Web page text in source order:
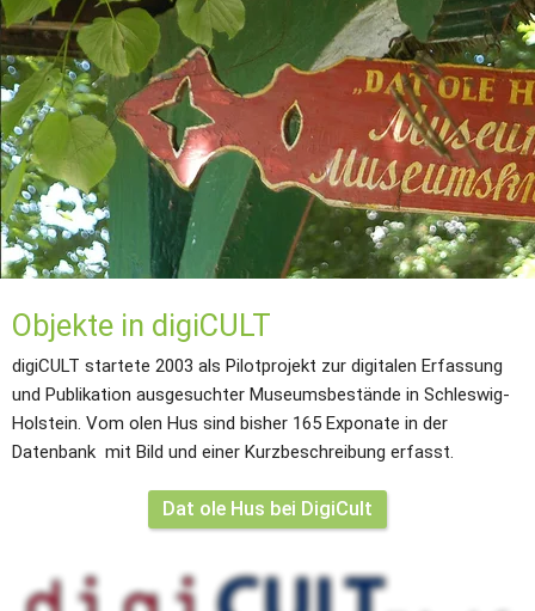
Objekte in digiCULT
digiCULT startete 2003 als Pilotprojekt zur digitalen Erfassung
und Publikation ausgesuchter Museumsbestände in Schleswig-
Holstein. Vom olen Hus sind bisher 165 Exponate in der
Datenbank  mit Bild und einer Kurzbeschreibung erfasst.
Dat ole Hus bei DigiCult